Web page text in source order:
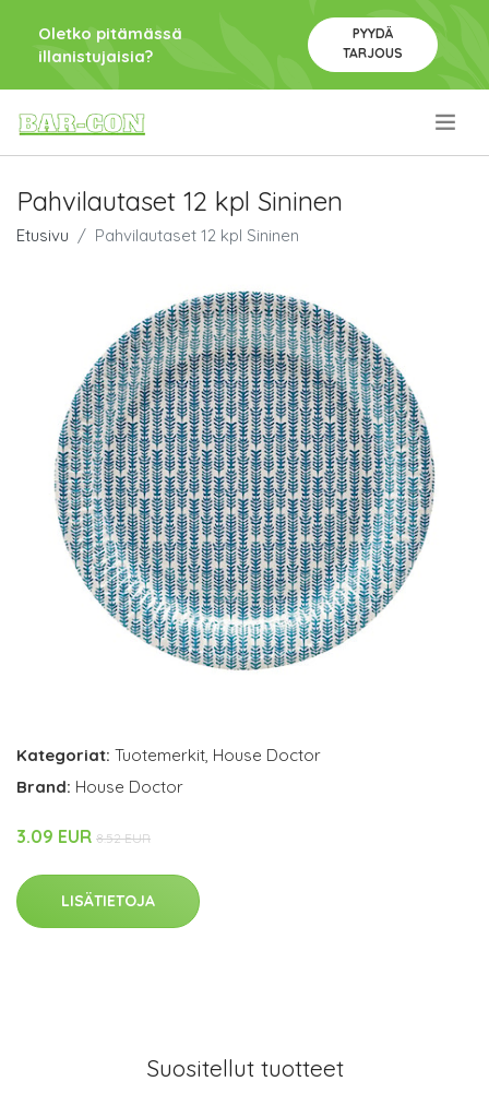
Oletko pitämässä
illanistujaisia?
PYYDÄ
TARJOUS
Pahvilautaset 12 kpl Sininen
Etusivu Pahvilautaset 12 kpl Sininen
Kategoriat: Tuotemerkit, House Doctor
Brand: House Doctor
3.09 EUR 8.52 EUR
LISÄTIETOJA
Suositellut tuotteet